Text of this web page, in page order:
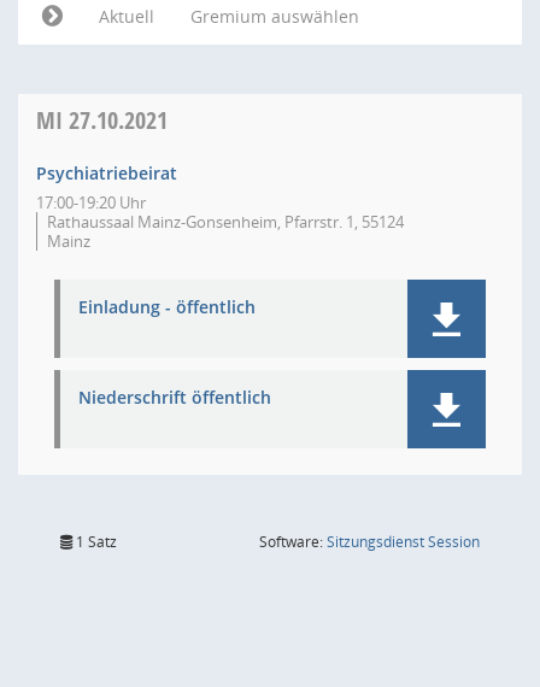
Aktuell
Gremium auswählen
MI 27.10.2021
Psychiatriebeirat
17:00-19:20 Uhr
Rathaussaal Mainz-Gonsenheim, Pfarrstr. 1, 55124
Mainz
Einladung - öffentlich
Niederschrift öffentlich
1 Satz Software:SitzungsdienstSession(Wird in